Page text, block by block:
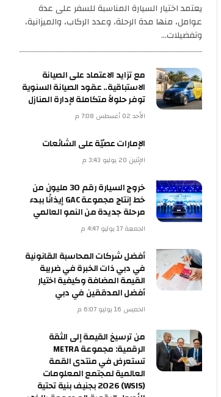
يعتمد اختيار السيارة المناسبة للسفر على عدة
عوامل، منها مدة الرحلة، وعدد الركاب، والميزانية،
وتفضيلات…
مع تزايد الاعتماد على الصيانة
الاستباقية.. عقود الصيانة السنوية
توفر حلولاً متكاملة لإدارة المنازل
الإمارات عصيّة على الشائعات
خروج السيارة رقم 30 مليون من
خط إنتاج مجموعة GAC إيذانًا ببدء
مرحلة جديدة من النمو العالمي
أفضل شركات المحاسبة القانونية
في دبي ذات الخبرة في ضريبة
القيمة المضافة وكيفية اختيار
أفضل المدققين في دبي
من ترسيخ القيمة إلى الثقة
الرقمية: مجموعة METRA
تستعرض في منتدى القمة
العالمية لمجتمع المعلومات
(WSIS) 2026 بجنيف بنية تحتية